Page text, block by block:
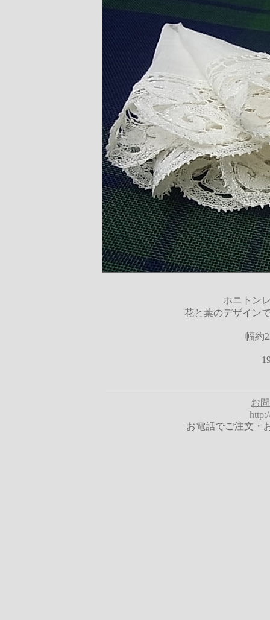
ホニトン
花と葉のデザイン
幅約
お
お電話でご注文・